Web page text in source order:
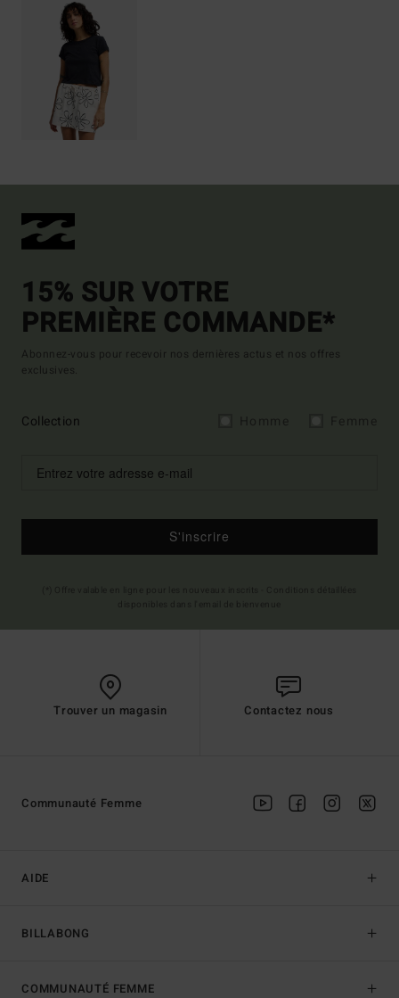
15% SUR VOTRE
PREMIÈRE COMMANDE*
Abonnez-vous pour recevoir nos dernières actus et nos offres
exclusives.
Collection
S'inscrire
Trouver un magasin Contactez nous
AIDE
BILLABONG
Communauté Femme
COMMUNAUTÉ FEMME